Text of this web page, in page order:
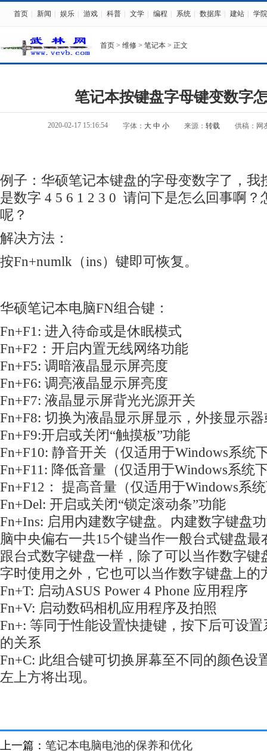
首页 新闻 娱乐 游戏 科普 文学 编程 系统 数据库 建站 学院
首页 > 维修 > 笔记本 > 正文
笔记本按键盘字母键变数字
2020-02-17 15:16:54 字体： 大 中 小 来源： 转载 供稿：网
例子： 华硕笔记本键盘的字母变数字了，
是数字 4 5 6 1 2 3 0 请问下是怎么回事啊？
呢？
解决方法：
按Fn+numlk（ins）键即可恢复。
华硕笔记本电脑FN组合键：
Fn+F1: 进入待命或是休眠模式
Fn+F2：开启内置无线网络功能
Fn+F5: 调暗液晶显示屏亮度
Fn+F6: 调亮液晶显示屏亮度
Fn+F7: 液晶显示屏背光光源开关
Fn+F8: 切换为液晶显示屏显示，外接显示
Fn+F9:开启或关闭“触摸板”功能
Fn+F10: 静音开关（仅适用于Windows系统
Fn+F11: 降低音量（仅适用于Windows系统
Fn+F12： 提高音量（仅适用于Windows系
Fn+Del: 开启或关闭“锁定滚动条”功能
Fn+Ins: 启用内建数字键盘。内建数字键盘
脑中央偏右一共15个键当作一般台式键盘
跟台式数字键盘一样，除了可以当作数字键
字时使用之外，它也可以当作数字键盘上的
Fn+T: 启动ASUS Power 4 Phone 应用程序
Fn+V: 启动数码相机应用程序及拍照
Fn+: 等同于性能设置快捷键，按下后可设
的关系
Fn+C: 此组合键可切换屏幕至不同的颜色设
左上方将出现。
上一篇： 笔记本电脑电池的保养和优化